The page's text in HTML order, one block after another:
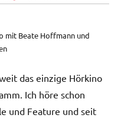
mit Beate Hoffmann und
das einzige Hörkino
Ich höre schon
und Feature und seit